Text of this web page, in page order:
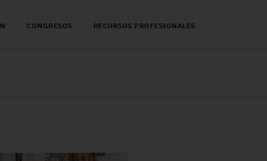
CONGRESOS RECURSOS PROFESIONALES